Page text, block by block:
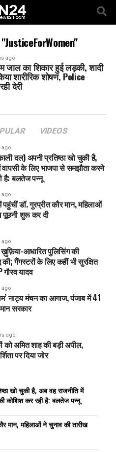
ago
जाल का शिकार हुई लड़की, शादी
शारीरिक शोषण, Police
देरी
VIDEOS
ago
दल) अपनी प्रतिष्ठा खो चुकी है,
वापसी के लिए भाजपा से समझौता करने
है: बलतेज पन्नू
ago
डॉ. गुरप्रीत कौर मान, महिलाओं
पूछनी शुरू कर दी
ago
ख़ुफ़िया-आधारित पुलिसिंग की
की; गैंगस्टरों के लिए कहीं भी सुरक्षित
गौरव यादव
ago
नाट्य मंचन का आगाज, पंजाब में 41
सरकार
ago
को अमित शाह की बड़ी अपील,
पर दिया जोर
खो चुकी है, अब वह राजनीति में
कोशिश कर रही है: बलतेज पन्नू
मान, महिलाओं ने चुनाव की तारीख